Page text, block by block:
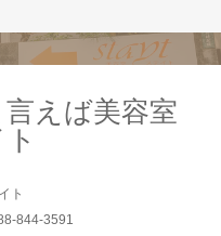
えば美容室
ト
844-3591